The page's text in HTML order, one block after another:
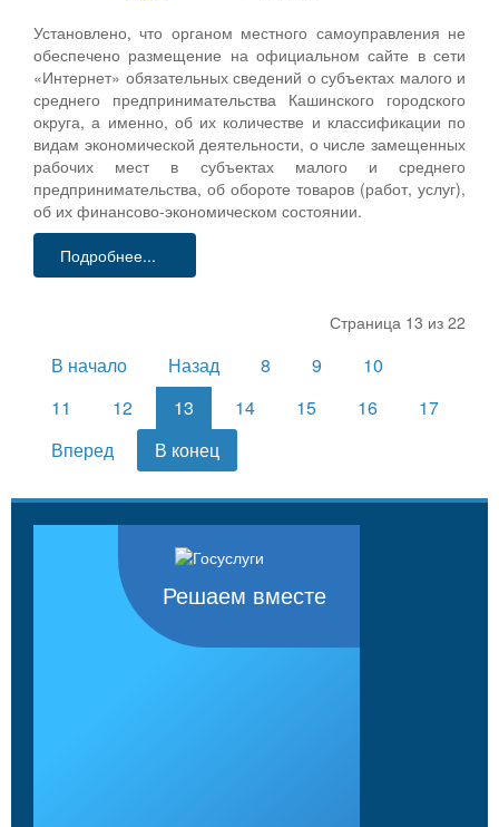
Установлено, что органом местного самоуправления не
обеспечено размещение на официальном сайте в сети
«Интернет» обязательных сведений о субъектах малого и
среднего предпринимательства Кашинского городского
округа, а именно, об их количестве и классификации по
видам экономической деятельности, о числе замещенных
рабочих мест в субъектах малого и среднего
предпринимательства, об обороте товаров (работ, услуг),
об их финансово-экономическом состоянии.
Подробнее...
Страница 13 из 22
В начало Назад 8 9
10
11
12 13 14 15 16
17
Вперед
В конец
Решаем вместе